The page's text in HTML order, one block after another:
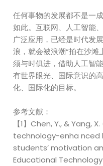
任何事物的发展都不是一
如此。互联网、人工智能
广泛应用，已经是时代发
浪，就会被浪潮“拍在沙滩
须与时俱进，借助人工智
有世界眼光、国际意识的
化、国际化的目标。
参考文献：
【1】Chen, Y., & Yang,
technology-enha nced
students’ motivation
Educational